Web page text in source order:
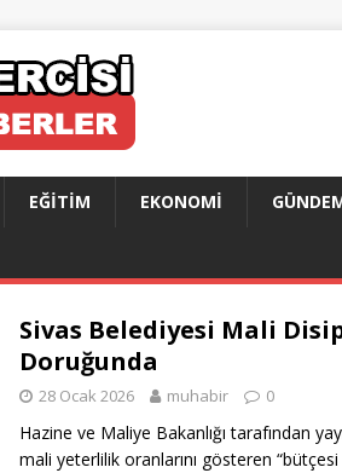
EĞITIM EKONOMI
Sivas Belediyesi Mali
Doruğunda
28 Ocak 2026 muhabir 0
Hazine ve Maliye Bakanlığı tarafından
mali yeterlilik oranlarını gösteren